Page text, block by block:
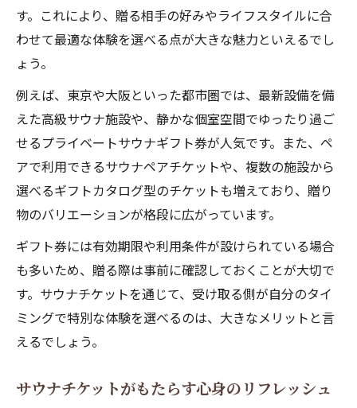
す。これにより、贈る相手の好みやライフスタイルに合
わせて最適な体験を選べる点が大きな魅力といえるでし
ょう。
例えば、東京や大阪といった都市圏では、最新設備を備
えた高級サウナ施設や、静かな個室空間でゆったり過ご
せるプライベートサウナギフト券が人気です。また、ペ
アで利用できるサウナペアチケットや、複数の施設から
選べるギフトカタログ型のチケットも増えており、贈り
物のバリエーションが格段に広がっています。
ギフト券には有効期限や利用条件が設けられている場合
も多いため、贈る際は事前に確認しておくことが大切で
す。サウナチケットを通じて、受け取る側が自分のタイ
ミングで特別な体験を選べるのは、大きなメリットと言
えるでしょう。
サウナチケットがもたらす心身のリフレッシュ